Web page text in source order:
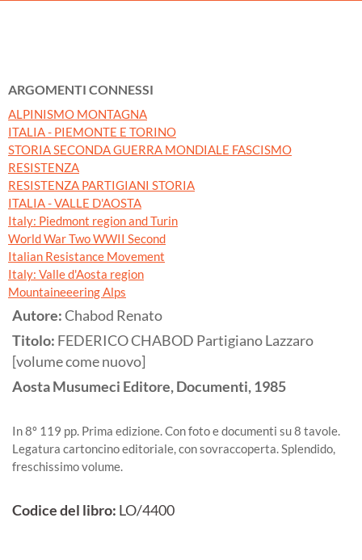
ARGOMENTI CONNESSI
ALPINISMO MONTAGNA
ITALIA - PIEMONTE E TORINO
STORIA SECONDA GUERRA MONDIALE FASCISMO
RESISTENZA
RESISTENZA PARTIGIANI STORIA
ITALIA - VALLE D'AOSTA
Italy: Piedmont region and Turin
World War Two WWII Second
Italian Resistance Movement
Italy: Valle d'Aosta region
Mountaineeering Alps
Autore:Chabod Renato
Titolo: FEDERICO CHABOD Partigiano Lazzaro
[volume come nuovo]
AostaMusumeci Editore, Documenti,1985
In 8º 119 pp. Prima edizione. Con foto e documenti su 8 tavole.
Legatura cartoncino editoriale, con sovraccoperta. Splendido,
freschissimo volume.
Codice del libro: LO/4400